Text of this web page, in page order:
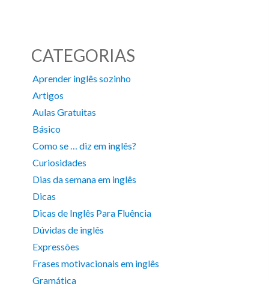
CATEGORIAS
Aprender inglês sozinho
Artigos
Aulas Gratuitas
Básico
Como se … diz em inglês?
Curiosidades
Dias da semana em inglês
Dicas
Dicas de Inglês Para Fluência
Dúvidas de inglês
Expressões
Frases motivacionais em inglês
Gramática